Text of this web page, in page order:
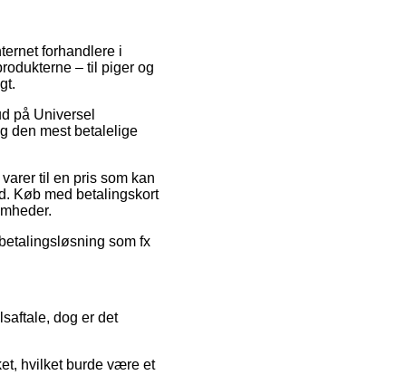
forhandlere i
– til piger og
på Universel
den mest betalelige
til en pris som kan
Køb med betalingskort
som fx
dog er det
hvilket burde være et